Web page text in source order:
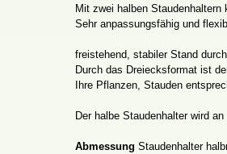
Mit zwei halben
Sehr anpassungsfähig und
freistehend, stabiler Stand
Durch das Dreiecksformat ist
Ihre Pflanzen, Stauden
Der halbe Staudenhalter wird
Abmessung Staudenhalter